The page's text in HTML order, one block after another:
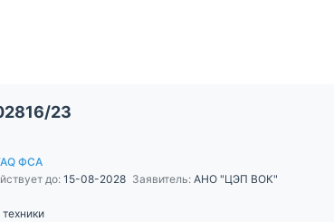
23
ФСА
до:15-08-2028 Заявитель: АНО "ЦЭП ВОК"